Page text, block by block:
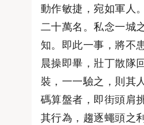
動作敏捷，宛如軍人
二十萬名。私念一城
知。即此一事，將不
晨操即畢，壯丁散隊
裝，一一驗之，則其
碼算盤者，即街頭肩
其行為，趨逐蠅頭之